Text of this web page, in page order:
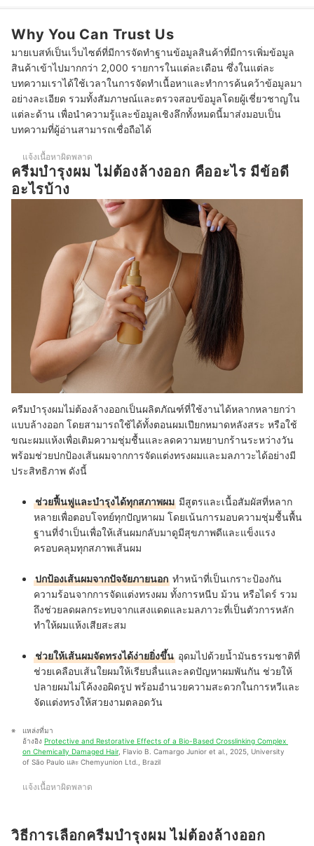
5 เลือกบรรจุภัณฑ์และปริมาณครีมบํารุงผมให้เหมาะกับการใช้งาน
10 ครีมบำรุงผม ไม่ต้องล้างออก ผมนุ่มลื่น ฟื้นฟูผมเสีย
ครีมบำรุงผมแบบไม่ต้องล้างออกใช้อย่างไร
หากใช้ครีมนวดผมแล้ว จำเป็นต้องใช้ครีมบำรุงผมแบบไม่ต้องล้างออกหรือ
บทความที่เกี่ยวข้องกับครีมบำรุงผม ไม่ต้องล้างออก
Why You Can Trust Us
มายเบสท์เป็นเว็บไซต์ที่มีการจัดทำฐานข้อมูลสินค้าที่มีการเพิ่มข้อมูล
สินค้าเข้าไปมากกว่า 2,000 รายการในแต่ละเดือน ซึ่งในแต่ละ
บทความเราได้ใช้เวลาในการจัดทำเนื้อหาและทำการค้นคว้าข้อมูลมา
อย่างละเอียด รวมทั้งสัมภาษณ์และตรวจสอบข้อมูลโดยผู้เชี่ยวชาญใน
แต่ละด้าน เพื่อนำความรู้และข้อมูลเชิงลึกทั้งหมดนี้มาส่งมอบเป็น
บทความที่ผู้อ่านสามารถเชื่อถือได้
แจ้งเนื้อหาผิดพลาด
ครีมบํารุงผม ไม่ต้องล้างออก คืออะไร มีข้อดี
อะไรบ้าง
ครีมบำรุงผมไม่ต้องล้างออกเป็นผลิตภัณฑ์ที่ใช้งานได้หลากหลายกว่า
แบบล้างออก โดยสามารถใช้ได้ทั้งตอนผมเปียกหมาดหลังสระ หรือใช้
ขณะผมแห้งเพื่อเติมความชุ่มชื้นและลดความหยาบกร้านระหว่างวัน
พร้อมช่วยปกป้องเส้นผมจากการจัดแต่งทรงผมและมลภาวะได้อย่างมี
ประสิทธิภาพ ดังนี้
ช่วยฟื้นฟูและบำรุงได้ทุกสภาพผม มีสูตรและเนื้อสัมผัสที่หลาก
หลายเพื่อตอบโจทย์ทุกปัญหาผม โดยเน้นการมอบความชุ่มชื้นพื้น
ฐานที่จำเป็นเพื่อให้เส้นผมกลับมาดูมีสุขภาพดีและแข็งแรง
ครอบคลุมทุกสภาพเส้นผม
ปกป้องเส้นผมจากปัจจัยภายนอก ทำหน้าที่เป็นเกราะป้องกัน
ความร้อนจากการจัดแต่งทรงผม ทั้งการหนีบ ม้วน หรือไดร์ รวม
ถึงช่วยลดผลกระทบจากแสงแดดและมลภาวะที่เป็นตัวการหลัก
ทำให้ผมแห้งเสียสะสม
ช่วยให้เส้นผมจัดทรงได้ง่ายยิ่งขึ้น อุดมไปด้วยน้ำมันธรรมชาติที่
ช่วยเคลือบเส้นใยผมให้เรียบลื่นและลดปัญหาผมพันกัน ช่วยให้
ปลายผมไม่โค้งงอผิดรูป พร้อมอำนวยความสะดวกในการหวีและ
จัดแต่งทรงให้สวยงามตลอดวัน
แหล่งที่มา
อ้างอิง Protective and Restorative Effects of a Bio-Based Crosslinking Complex
on Chemically Damaged Hair, Flavio B. Camargo Junior et al., 2025, University
of São Paulo และ Chemyunion Ltd., Brazil
แจ้งเนื้อหาผิดพลาด
วิธีการเลือกครีมบํารุงผม ไม่ต้องล้างออก